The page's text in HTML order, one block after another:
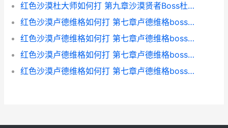
红色沙漠杜大师如何打 第九章沙漠贤者Boss杜大师 红色沙漠在哪
红色沙漠卢德维格如何打 第七章卢德维格boss策略 红色沙漠卢德维格在第几章
红色沙漠卢德维格如何打 第七章卢德维格boss策略 红色沙漠分析
红色沙漠卢德维格如何打 第七章卢德维格boss策略 红色沙漠僧人
红色沙漠卢德维格如何打 第七章卢德维格boss策略 红色沙漠在哪